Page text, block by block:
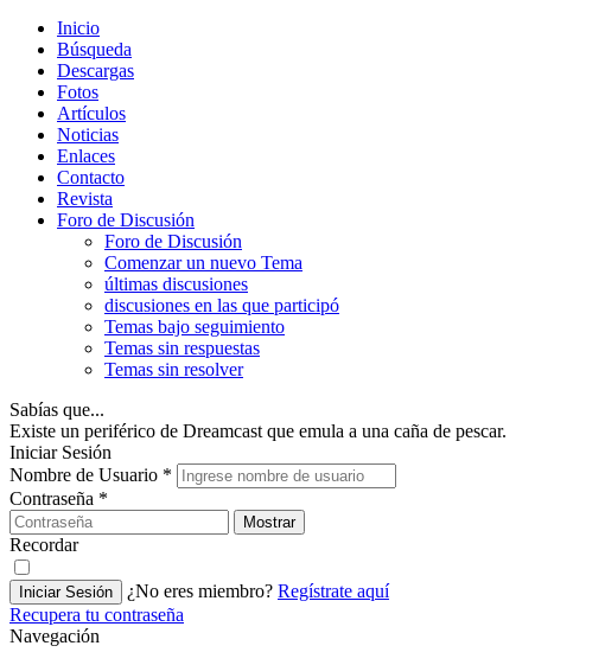
Inicio
Búsqueda
Descargas
Fotos
Artículos
Noticias
Enlaces
Contacto
Revista
Foro de Discusión
Foro de Discusión
Comenzar un nuevo Tema
últimas discusiones
discusiones en las que participó
Temas bajo seguimiento
Temas sin respuestas
Temas sin resolver
Sabías que...
Existe un periférico de Dreamcast que emula a una caña de pescar.
Iniciar Sesión
Nombre de Usuario *
Contraseña *
Mostrar
Recordar
Iniciar Sesión ¿No eres miembro? Regístrate aquí
Recupera tu contraseña
Navegación